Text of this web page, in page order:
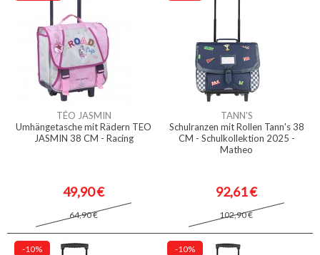
TÉO JASMIN
Umhängetasche mit Rädern TEO
JASMIN 38 CM - Racing
49,90 €
64,90 €
TANN'S
Schulranzen mit Rollen Tann's 38
CM - Schulkollektion 2025 -
Matheo
92,61 €
102,90 €
-10% -10%